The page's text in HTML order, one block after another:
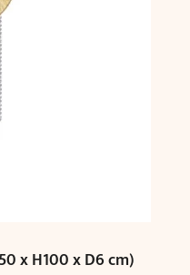
x H100 x D6 cm)